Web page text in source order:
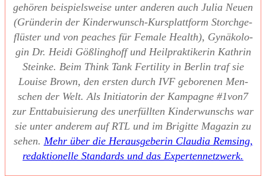
gehö­ren bei­spiels­wei­se unter ande­ren auch Julia Neu­en
(Grün­de­rin der Kin­der­wunsch-Kurs­platt­form Storch­ge­
flüs­ter und von pea­ches für Fema­le Health), Gynä­ko­lo­
gin Dr. Hei­di Göß­ling­hoff und Heil­prak­ti­ke­rin Kath­rin
Stein­ke. Beim Think Tank Fer­ti­li­ty in Ber­lin traf sie
Loui­se Brown, den ers­ten durch IVF gebo­re­nen Men­
schen der Welt. Als Initia­to­rin der Kam­pa­gne #1von7
zur Ent­ta­bui­sie­rung des uner­füll­ten Kin­der­wunschs war
sie unter ande­rem auf RTL und im Bri­git­te Maga­zin zu
sehen. Mehr über die Her­aus­ge­be­rin Clau­dia Rem­sing,
redak­tio­nel­le Stan­dards und das Exper­ten­netz­werk.